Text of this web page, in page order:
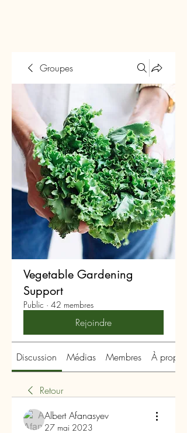
Groupes
Vegetable Gardening
Support
Public · 42 membres
Rejoindre
Discussion Médias Membres À propos
Retour
Albert Afanasyev
27 mai 2023